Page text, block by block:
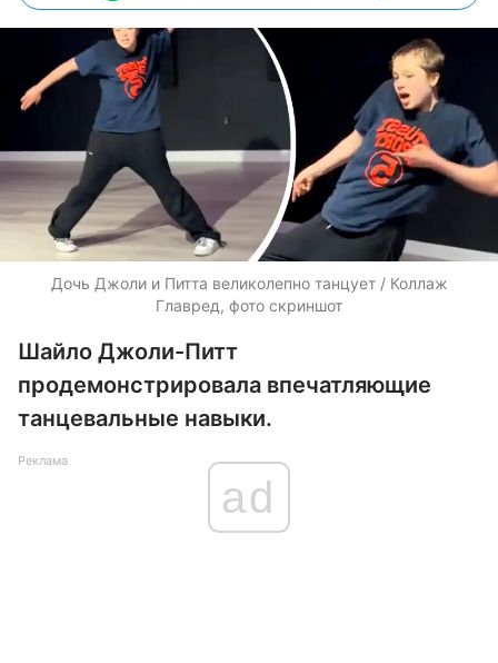
Дочь Джоли и Питта великолепно танцует / Коллаж
Главред, фото скриншот
Шайло Джоли-Питт
продемонстрировала впечатляющие
танцевальные навыки.
Реклама
ad